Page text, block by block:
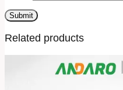
Related products